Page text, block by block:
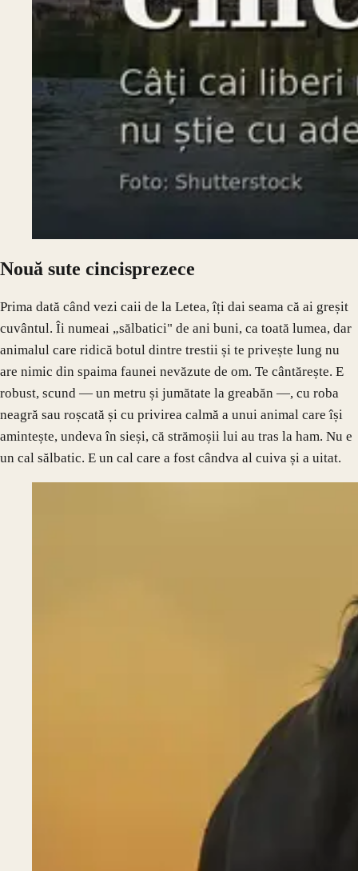
Nouă sute cincisprezece
Prima dată când vezi caii de la Letea, îți dai seama că ai greșit
cuvântul. Îi numeai „sălbatici" de ani buni, ca toată lumea, dar
animalul care ridică botul dintre trestii și te privește lung nu
are nimic din spaima faunei nevăzute de om. Te cântărește. E
robust, scund — un metru și jumătate la greabăn —, cu roba
neagră sau roșcată și cu privirea calmă a unui animal care își
amintește, undeva în sieși, că strămoșii lui au tras la ham. Nu e
un cal sălbatic. E un cal care a fost cândva al cuiva și a uitat.